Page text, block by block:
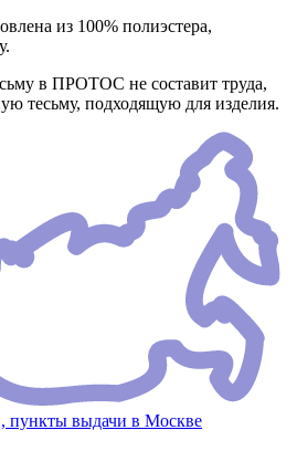
из 100% полиэстера,
в ПРОТОС не составит труда,
тесьму, подходящую для изделия.
пункты выдачи в Москве